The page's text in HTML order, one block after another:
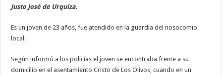
Justo José de Urquiza.
Es un joven de 23 años, fue atendido en la guardia del nosocomio
local.
Según informó a los policías el joven se encontraba frente a su
domicilio en el asentamiento Cristo de Los Olivos, cuando en un